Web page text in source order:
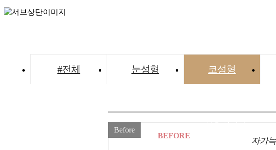
#전체 눈성형 코성형
Before
디아이 성형외과]는
BEFORE 를 확인하실 수 있습니다.
자가